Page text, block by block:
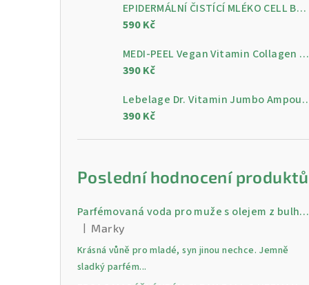
EPIDERMÁLNÍ ČISTÍCÍ MLÉKO CELL BY CELL Epidermal Cleansing Milk 200 ml
590 Kč
MEDI-PEEL Vegan Vitamin Collagen Clear, 300 ml
390 Kč
Lebelage Dr. Vitamin
390 Kč
Poslední hodnocení produktů
Parfémovaná voda pro muže s olejem z bulharské růži Gold 30 ml
Hodnocení produktu je 5 z 5 hvězdiček.
Marky
Krásná vůně pro mladé, syn jinou nechce. Jemně
sladký parfém...